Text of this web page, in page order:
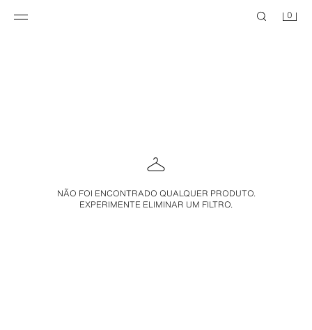
0
NÃO FOI ENCONTRADO QUALQUER PRODUTO.
EXPERIMENTE ELIMINAR UM FILTRO.